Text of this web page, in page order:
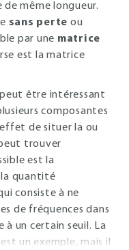
de même longueur.
sans perte ou
par une matrice
est la matrice
être intéressant
composantes
de situer la ou
peut trouver
est la
la quantité
consiste à ne
de fréquences dans
à un certain seuil. La
un exemple, mais il